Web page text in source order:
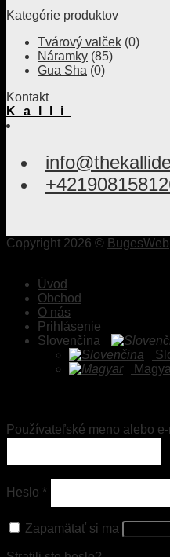
Kategórie produktov
Tvárový valček (0)
Náramky (85)
Gua Sha (0)
Kontakt
Kalli
Copyright 2026 © BugesWeb
Úvod
Obchod
O nás
Prihlásenie
Slovenčina
Používateľské meno alebo
Heslo *
Zapamätať si ma